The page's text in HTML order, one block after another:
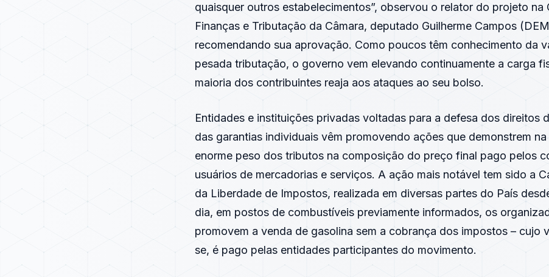
quaisquer outros estabelecimentos”, observou o relator do projeto na
Finanças e Tributação da Câmara, deputado Guilherme Campos
recomendando sua aprovação. Como poucos têm conhecimento da
pesada tributação, o governo vem elevando continuamente a carga
maioria dos contribuintes reaja aos ataques ao seu bolso.
Entidades e instituições privadas voltadas para a defesa dos direitos
das garantias individuais vêm promovendo ações que demonstrem
enorme peso dos tributos na composição do preço final pago pelos
usuários de mercadorias e serviços. A ação mais notável tem sido a
da Liberdade de Impostos, realizada em diversas partes do País
dia, em postos de combustíveis previamente informados, os
promovem a venda de gasolina sem a cobrança dos impostos – cujo
se, é pago pelas entidades participantes do movimento.